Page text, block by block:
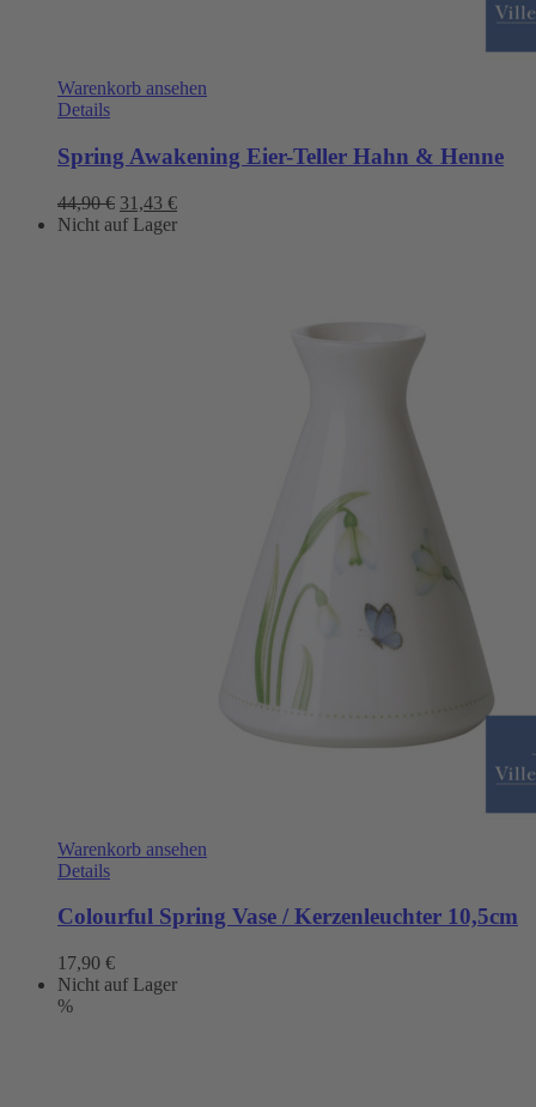
Warenkorb ansehen
Details
Spring Awakening Eier-Teller Hahn & Henne
44,90€ Ursprünglicher
Preis
31,43 €Aktueller
Preis
Nicht auf Lager
Warenkorb ansehen
Details
Colourful Spring Vase / Kerzenleuchter 10,5cm
17,90 €
Nicht auf Lager
%